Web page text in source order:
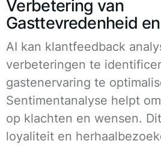
Verbetering van
Gasttevredenheid
AI kan klantfeedback
verbeteringen te
gastenervaring te
Sentimentanalyse helpt
op klachten en wensen.
loyaliteit en